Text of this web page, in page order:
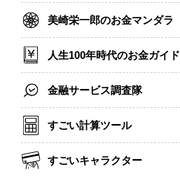
美崎栄一郎のお金マンダラ
人生100年時代のお金ガイド
金融サービス調査隊
すごい計算ツール
すごいキャラクター